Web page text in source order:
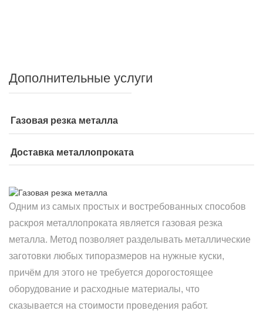
Дополнительные услуги
Газовая резка металла
Доставка металлопроката
Одним из самых простых и востребованных способов
раскроя металлопроката является газовая резка
металла. Метод позволяет разделывать металлические
заготовки любых типоразмеров на нужные куски,
причём для этого не требуется дорогостоящее
оборудование и расходные материалы, что
сказывается на стоимости проведения работ.